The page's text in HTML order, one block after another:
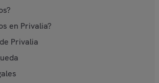
en Privalia?
Privalia